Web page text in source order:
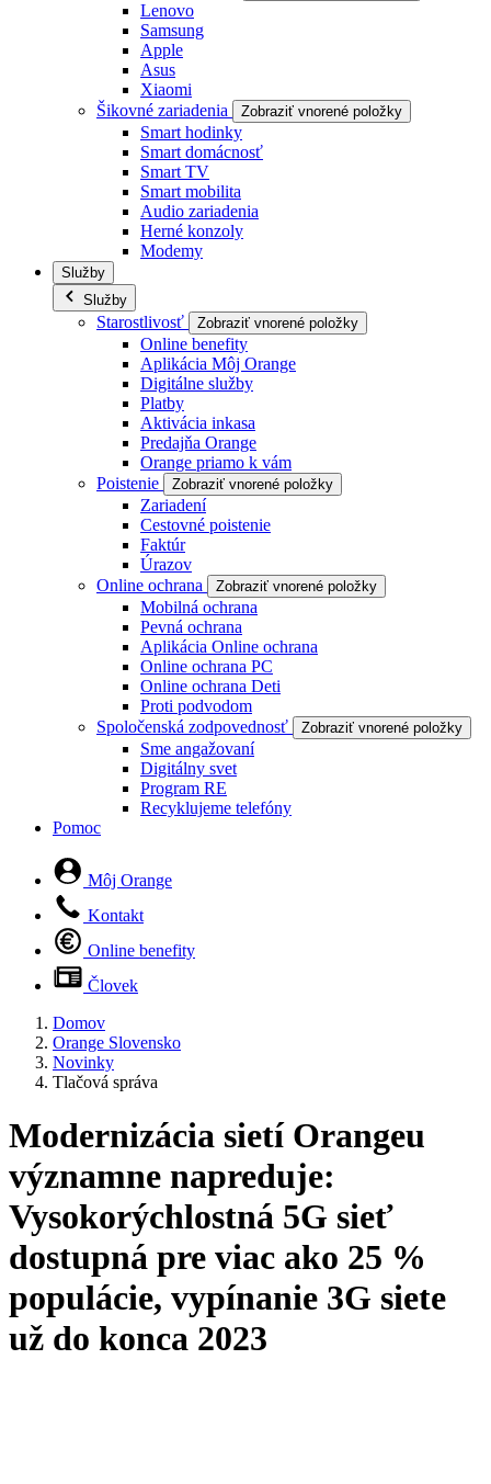
Lenovo
Samsung
Apple
Asus
Xiaomi
Šikovné zariadenia
Zobraziť vnorené položky
Smart hodinky
Smart domácnosť
Smart TV
Smart mobilita
Audio zariadenia
Herné konzoly
Modemy
Služby
Služby
Starostlivosť Zobraziť vnorené položky
Online benefity
Aplikácia Môj Orange
Digitálne služby
Platby
Aktivácia inkasa
Predajňa Orange
Orange priamo k vám
Poistenie
Zobraziť vnorené položky
Zariadení
Cestovné poistenie
Faktúr
Úrazov
Online ochrana
Zobraziť vnorené položky
Mobilná ochrana
Pevná ochrana
Aplikácia Online ochrana
Online ochrana PC
Online ochrana Deti
Proti podvodom
Spoločenská zodpovednosť
Zobraziť vnorené položky
Sme angažovaní
Digitálny svet
Program RE
Recyklujeme telefóny
Pomoc
Môj Orange
Kontakt
Online benefity
Človek
Domov
Orange Slovensko
Novinky
Tlačová správa
Modernizácia sietí Orangeu
významne napreduje:
Vysokorýchlostná 5G sieť
dostupná pre viac ako 25 %
populácie, vypínanie 3G siete
už do konca 2023